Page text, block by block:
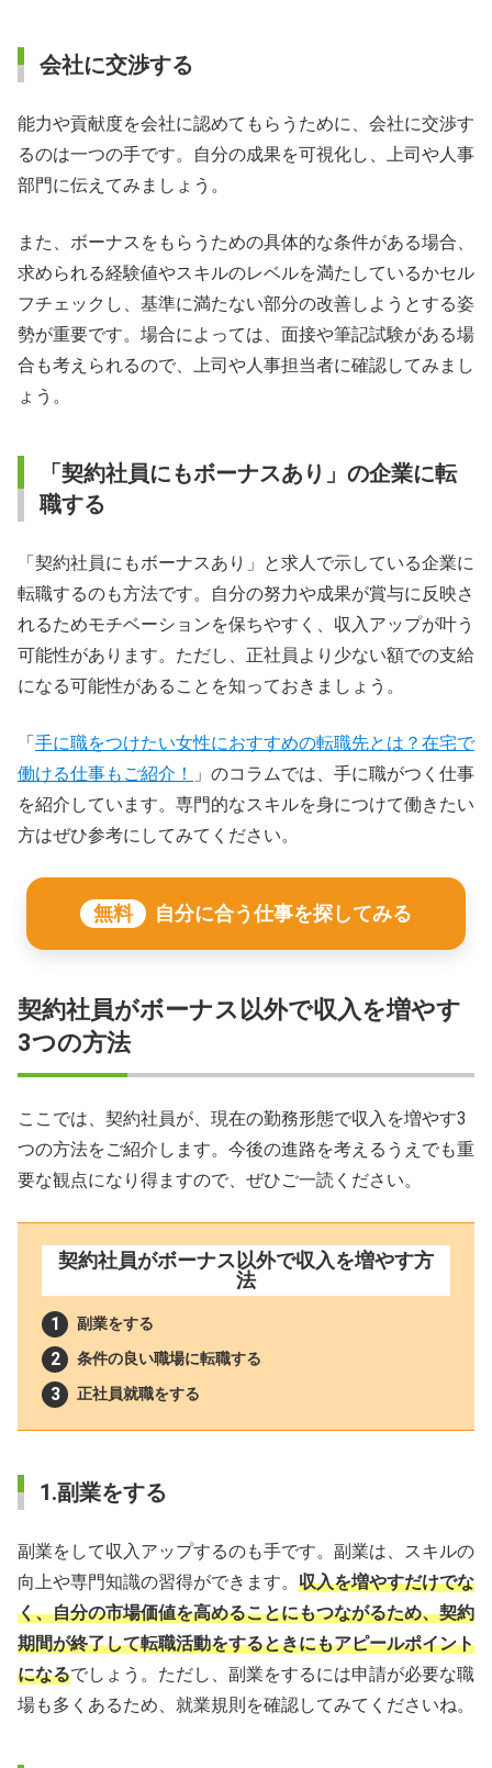
会社に交渉する
能力や貢献度を会社に認めてもらうために、会社に交渉す
るのは一つの手です。自分の成果を可視化し、上司や人事
部門に伝えてみましょう。
また、ボーナスをもらうための具体的な条件がある場合、
求められる経験値やスキルのレベルを満たしているかセル
フチェックし、基準に満たない部分の改善しようとする姿
勢が重要です。場合によっては、面接や筆記試験がある場
合も考えられるので、上司や人事担当者に確認してみまし
ょう。
「契約社員にもボーナスあり」の企業に転
職する
「契約社員にもボーナスあり」と求人で示している企業に
転職するのも方法です。自分の努力や成果が賞与に反映さ
れるためモチベーションを保ちやすく、収入アップが叶う
可能性があります。ただし、正社員より少ない額での支給
になる可能性があることを知っておきましょう。
「 手に職をつけたい女性におすすめの転職先とは？在宅で
働ける仕事もご紹介！
」のコラムでは、手に職がつく仕事
を紹介しています。専門的なスキルを身につけて働きたい
方はぜひ参考にしてみてください。
無料 自分に合う仕事を探してみる
契約社員がボーナス以外で収入を増やす
3つの方法
ここでは、契約社員が、現在の勤務形態で収入を増やす3
つの方法をご紹介します。今後の進路を考えるうえでも重
要な観点になり得ますので、ぜひご一読ください。
契約社員がボーナス以外で収入を増やす方
法
副業をする
条件の良い職場に転職する
正社員就職をする
1.副業をする
副業をして収入アップするのも手です。副業は、スキルの
向上や専門知識の習得ができます。 収入を増やすだけでな
く、自分の市場価値を高めることにもつながるため、契約
期間が終了して転職活動をするときにもアピールポイント
になるでしょう。ただし、副業をするには申請が必要な職
場も多くあるため、就業規則を確認してみてくださいね。